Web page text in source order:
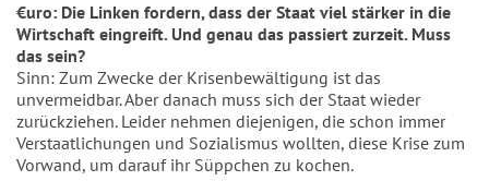
€uro: Die Linken fordern, dass der Staat viel stärker in die
Wirtschaft eingreift. Und genau das passiert zurzeit. Muss
das sein?
Sinn: Zum Zwecke der Krisenbewältigung ist das
unvermeidbar. Aber danach muss sich der Staat wieder
zurückziehen. Leider nehmen diejenigen, die schon immer
Verstaatlichungen und Sozialismus wollten, diese Krise zum
Vorwand, um darauf ihr Süppchen zu kochen.